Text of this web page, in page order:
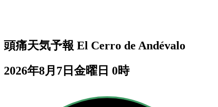
頭痛天気予報 El Cerro de Andévalo
2026年8月7日金曜日 0時